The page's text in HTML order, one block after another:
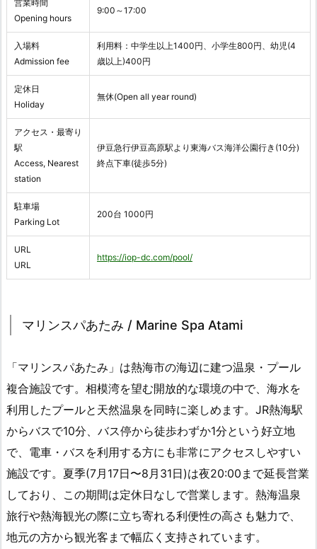
営業時間
Opening hours
9:00～17:00
入場料
Admission fee
利用料：中学生以上1400円、小学生800円、幼児(4
歳以上)400円
定休日
Holiday
無休(Open all year round)
アクセス・最寄り
駅
Access, Nearest
station
伊豆急行伊豆高原駅より東海バス海洋公園行き(10分)
終点下車(徒歩5分)
駐車場
Parking Lot
200台 1000円
URL
URL
https://iop-dc.com/pool/
マリンスパあたみ / Marine Spa Atami
「マリンスパあたみ」は熱海市の海辺に建つ温泉・プール
複合施設です。相模湾を望む開放的な環境の中で、海水を
利用したプールと天然温泉を同時に楽しめます。JR熱海駅
からバスで10分、バス停から徒歩わずか1分という好立地
で、電車・バスを利用する方にも非常にアクセスしやすい
施設です。夏季(7月17日〜8月31日)は夜20:00まで延長営業
しており、この期間は定休日なしで営業します。熱海温泉
旅行や熱海観光の際に立ち寄れる利便性の高さも魅力で、
地元の方から観光客まで幅広く支持されています。